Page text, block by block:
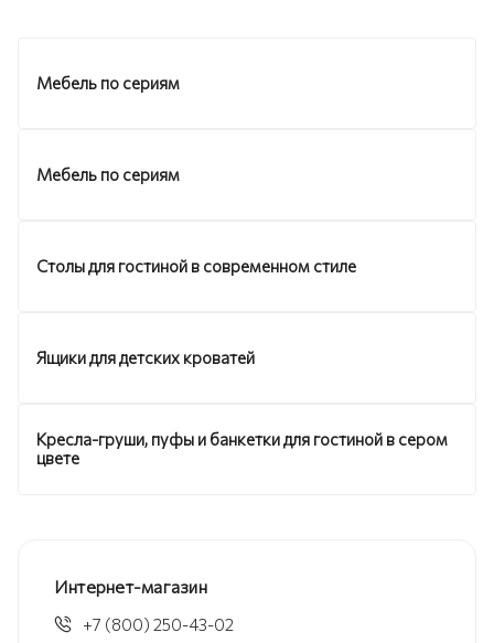
Мебель по сериям
Мебель по сериям
Столы для гостиной в современном стиле
Ящики для детских кроватей
Кресла-груши, пуфы и банкетки для гостиной в сером
цвете
Интернет-магазин
+7 (800) 250-43-02